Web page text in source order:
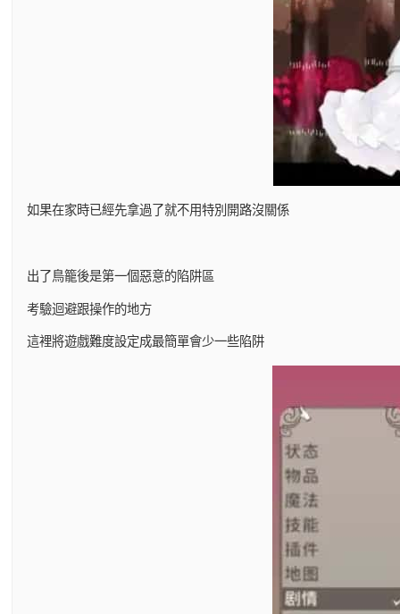
如果在家時已經先拿過了就不用特別開路沒關係
出了鳥籠後是第一個惡意的陷阱區
考驗迴避跟操作的地方
這裡將遊戲難度設定成最簡單會少一些陷阱